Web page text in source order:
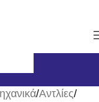
/Αντλίες/